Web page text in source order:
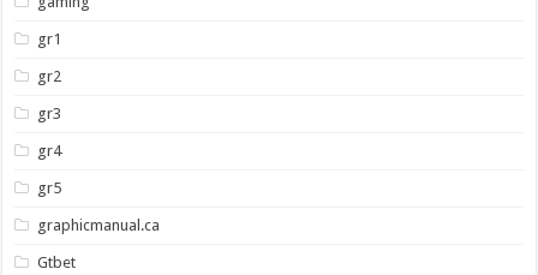
gr1
gr2
gr3
gr4
gr5
graphicmanual.ca
Gtbet